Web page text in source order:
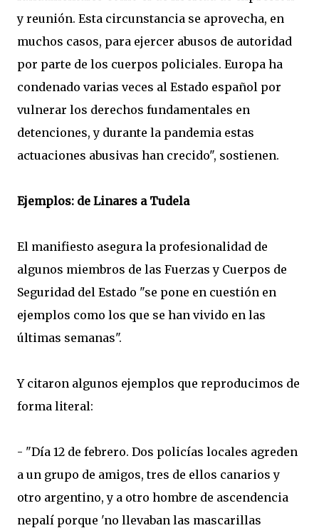
y reunión. Esta circunstancia se aprovecha, en
muchos casos, para ejercer abusos de autoridad
por parte de los cuerpos policiales. Europa ha
condenado varias veces al Estado español por
vulnerar los derechos fundamentales en
detenciones, y durante la pandemia estas
actuaciones abusivas han crecido", sostienen.
Ejemplos: de Linares a Tudela
El manifiesto asegura la profesionalidad de
algunos miembros de las Fuerzas y Cuerpos de
Seguridad del Estado "se pone en cuestión en
ejemplos como los que se han vivido en las
últimas semanas".
Y citaron algunos ejemplos que reproducimos de
forma literal:
- "Día 12 de febrero. Dos policías locales agreden
a un grupo de amigos, tres de ellos canarios y
otro argentino, y a otro hombre de ascendencia
nepalí porque 'no llevaban las mascarillas